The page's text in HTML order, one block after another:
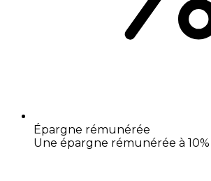
Épargne rémunérée
Une épargne rémunérée à 10%